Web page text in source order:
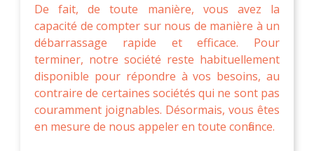
De fait, de toute manière, vous avez la
capacité de compter sur nous de manière à un
débarrassage rapide et efficace. Pour
terminer, notre société reste habituellement
disponible pour répondre à vos besoins, au
contraire de certaines sociétés qui ne sont pas
couramment joignables. Désormais, vous êtes
en mesure de nous appeler en toute confiance.